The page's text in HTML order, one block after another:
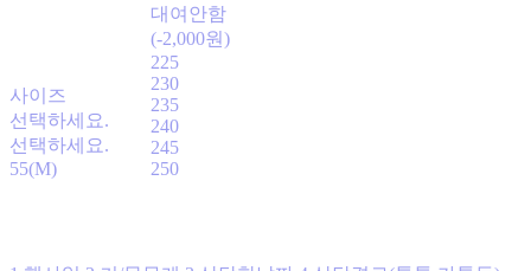
사이즈
선택하세요.
선택하세요.
55(M)
대여안함
(-2,000원)
225
230
235
240
245
250